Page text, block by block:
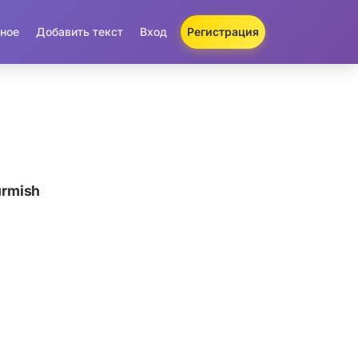
Добавить текст Вход Регистрация